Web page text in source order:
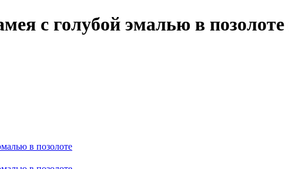
с голубой эмалью в позолоте